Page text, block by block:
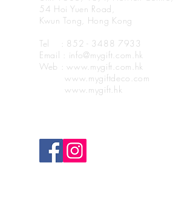
54 Hoi Yuen Road,
Kwun Tong, Hong Kong
Tel : 852 - 3488 7933
Email : info@mygift.com.hk
Web : www.mygift.com.hk
www.mygiftdeco.com
www.mygift.hk